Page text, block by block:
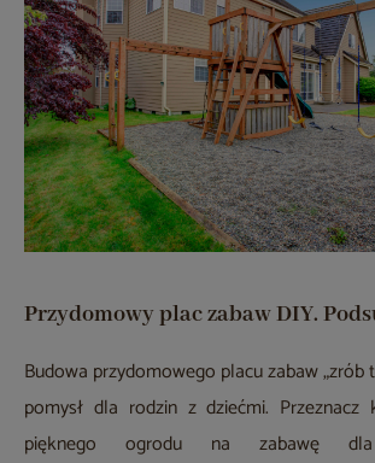
Przydomowy plac zabaw DIY.
Budowa przydomowego placu zabaw „zrób
pomysł dla rodzin z dziećmi. Przeznacz
pięknego ogrodu na zabawę dla